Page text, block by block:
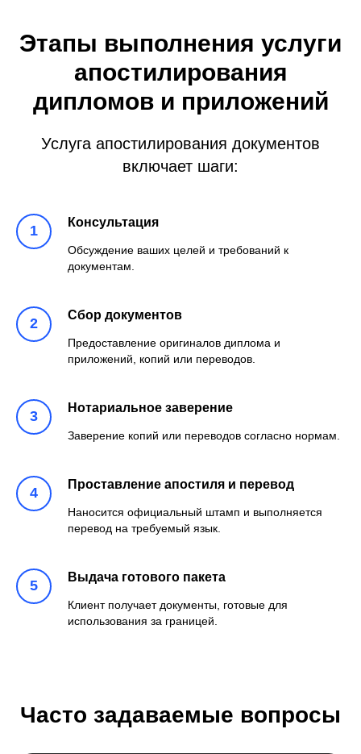
Этапы выполнения услуги
апостилирования
дипломов и приложений
Услуга апостилирования документов
включает шаги:
Консультация
Обсуждение ваших целей и требований к
документам.
Сбор документов
Предоставление оригиналов диплома и
приложений, копий или переводов.
Нотариальное заверение
Заверение копий или переводов согласно нормам.
Проставление апостиля и перевод
Наносится официальный штамп и выполняется
перевод на требуемый язык.
Выдача готового пакета
Клиент получает документы, готовые для
использования за границей.
Часто задаваемые вопросы